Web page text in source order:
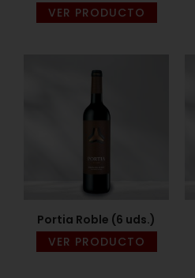
VER PRODUCTO
Portia Roble (6 uds.)
VER PRODUCTO